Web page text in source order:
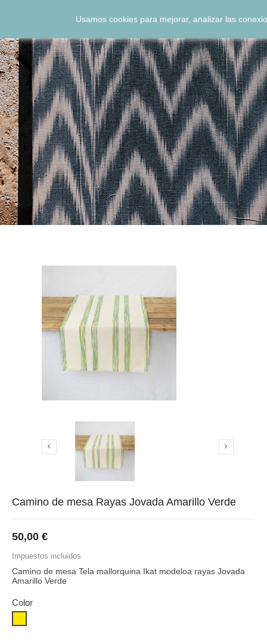
Usamos cookies para mejorar, analizar las
 
Camino de mesa Rayas Jovada Amarillo Verde
50,00 €
Impuestos incluidos
Camino de mesa Tela mallorquina Ikat modeloa rayas Jovada
Amarillo Verde
Color